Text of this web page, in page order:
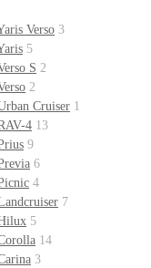
Verso 3
5
S 2
2
Cruiser 1
4 13
9
6
4
7
5
14
3